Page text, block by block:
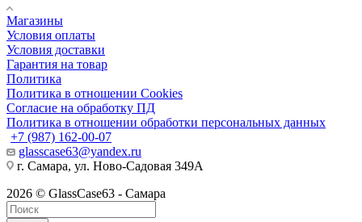
Магазины
Условия оплаты
Условия доставки
Гарантия на товар
Политика
Политика в отношении Cookies
Согласие на обработку ПД
Политика в отношении обработки персональных данных
+7 (987) 162-00-07
glasscase63@yandex.ru
г. Самара, ул. Ново-Садовая 349А
2026 © GlassCase63 - Самара